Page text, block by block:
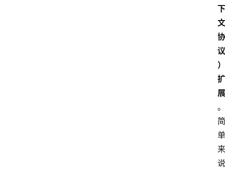
下
文
协
议
）
扩
展
。
简
单
来
说